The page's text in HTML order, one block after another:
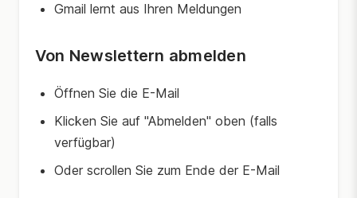
Gmail lernt aus Ihren Meldungen
Von Newslettern abmelden
Öffnen Sie die E-Mail
Klicken Sie auf "Abmelden" oben (falls
verfügbar)
Oder scrollen Sie zum Ende der E-Mail